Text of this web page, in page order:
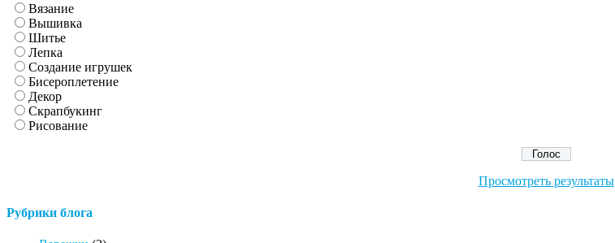
Вязание
Вышивка
Шитье
Лепка
Создание игрушек
Бисероплетение
Декор
Скрапбукинг
Рисование
Просмотреть результаты
Рубрики блога